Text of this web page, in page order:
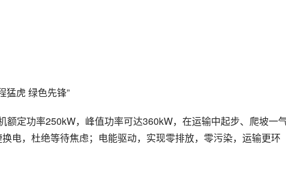
虎 绿色先锋”
额定功率250kW，峰值功率可达360kW，在运输中起步、爬坡一
电，杜绝等待焦虑；电能驱动，实现零排放，零污染，运输更环